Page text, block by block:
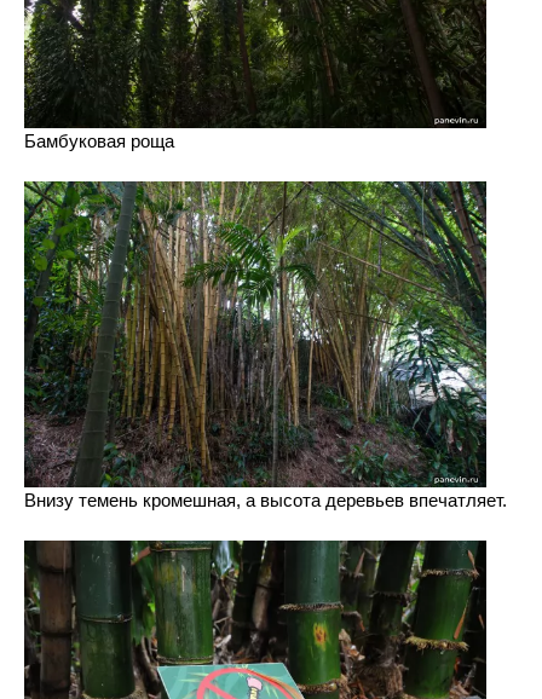
Бамбуковая роща
Внизу темень кромешная, а высота деревьев впечатляет.